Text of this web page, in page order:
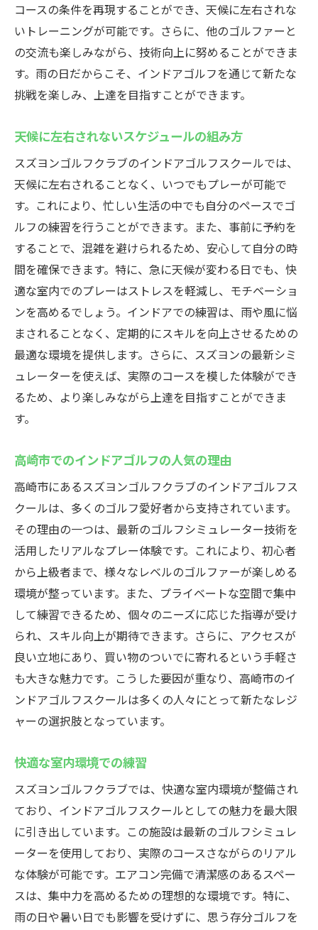
コースの条件を再現することができ、天候に左右されな
いトレーニングが可能です。さらに、他のゴルファーと
の交流も楽しみながら、技術向上に努めることができま
す。雨の日だからこそ、インドアゴルフを通じて新たな
挑戦を楽しみ、上達を目指すことができます。
天候に左右されないスケジュールの組み方
スズヨンゴルフクラブのインドアゴルフスクールでは、
天候に左右されることなく、いつでもプレーが可能で
す。これにより、忙しい生活の中でも自分のペースでゴ
ルフの練習を行うことができます。また、事前に予約を
することで、混雑を避けられるため、安心して自分の時
間を確保できます。特に、急に天候が変わる日でも、快
適な室内でのプレーはストレスを軽減し、モチベーショ
ンを高めるでしょう。インドアでの練習は、雨や風に悩
まされることなく、定期的にスキルを向上させるための
最適な環境を提供します。さらに、スズヨンの最新シミ
ュレーターを使えば、実際のコースを模した体験ができ
るため、より楽しみながら上達を目指すことができま
す。
高崎市でのインドアゴルフの人気の理由
高崎市にあるスズヨンゴルフクラブのインドアゴルフス
クールは、多くのゴルフ愛好者から支持されています。
その理由の一つは、最新のゴルフシミュレーター技術を
活用したリアルなプレー体験です。これにより、初心者
から上級者まで、様々なレベルのゴルファーが楽しめる
環境が整っています。また、プライベートな空間で集中
して練習できるため、個々のニーズに応じた指導が受け
られ、スキル向上が期待できます。さらに、アクセスが
良い立地にあり、買い物のついでに寄れるという手軽さ
も大きな魅力です。こうした要因が重なり、高崎市のイ
ンドアゴルフスクールは多くの人々にとって新たなレジ
ャーの選択肢となっています。
快適な室内環境での練習
スズヨンゴルフクラブでは、快適な室内環境が整備され
ており、インドアゴルフスクールとしての魅力を最大限
に引き出しています。この施設は最新のゴルフシミュレ
ーターを使用しており、実際のコースさながらのリアル
な体験が可能です。エアコン完備で清潔感のあるスペー
スは、集中力を高めるための理想的な環境です。特に、
雨の日や暑い日でも影響を受けずに、思う存分ゴルフを